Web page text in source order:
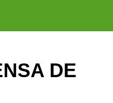
DE